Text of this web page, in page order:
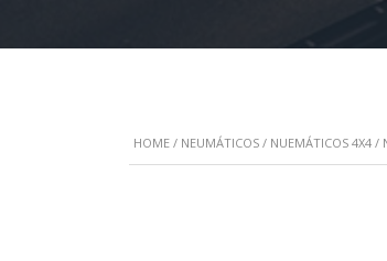
HOME / NEUMÁTICOS / NUEMÁTICOS 4X4 /